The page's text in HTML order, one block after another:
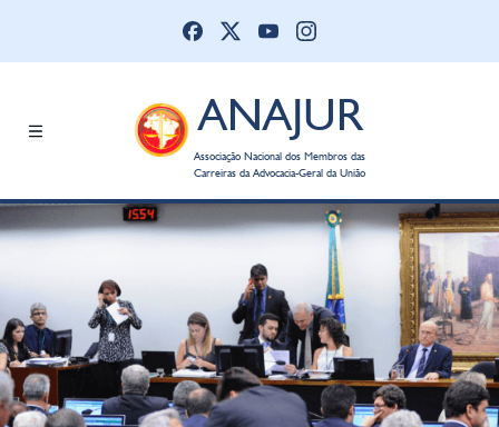
ANAJUR
Associação Nacional dos Membros das
Carreiras da Advocacia-Geral da União